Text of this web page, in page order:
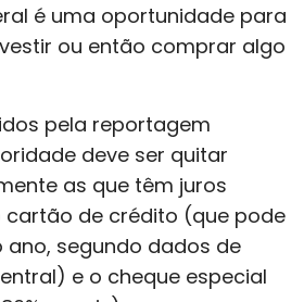
é uma oportunidade para
ou então comprar algo
pela reportagem
deve ser quitar
as que têm juros
cartão de crédito (que pode
ano, segundo dados de
e o cheque especial